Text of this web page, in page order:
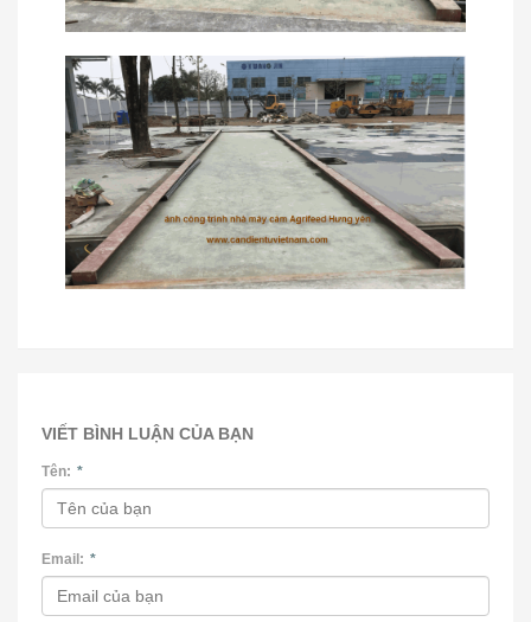
VIẾT BÌNH LUẬN CỦA BẠN
Tên: *
Email: *